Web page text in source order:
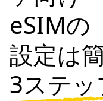
eSIMの
設定は
3ステッ